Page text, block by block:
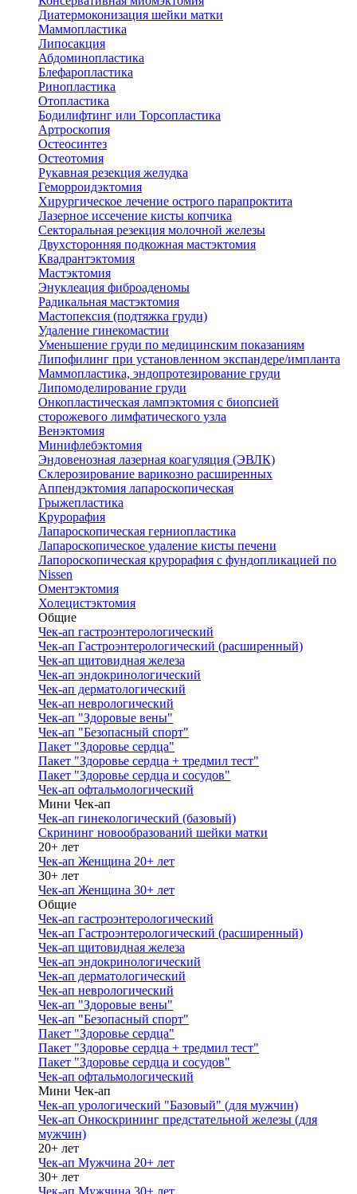
Диатермоконизация шейки матки
Маммопластика
Липосакция
Абдоминопластика
Блефаропластика
Ринопластика
Отопластика
Бодилифтинг или Торсопластика
Артроскопия
Остеосинтез
Остеотомия
Рукавная резекция желудка
Геморроидэктомия
Хирургическое лечение острого парапроктита
Лазерное иссечение кисты копчика
Секторальная резекция молочной железы
Двухсторонняя подкожная мастэктомия
Квадрантэктомия
Мастэктомия
Энуклеация фиброаденомы
Радикальная мастэктомия
Мастопексия (подтяжка груди)
Удаление гинекомастии
Уменьшение груди по медицинским показаниям
Липофилинг при установленном экспандере/импланта
Маммопластика, эндопротезирование груди
Липомоделирование груди
Онкопластическая лампэктомия с биопсией
сторожевого лимфатического узла
Венэктомия
Минифлебэктомия
Эндовенозная лазерная коагуляция (ЭВЛК)
Склерозирование варикозно расширенных
Аппендэктомия лапароскопическая
Грыжепластика
Крурорафия
Лапароскопическая герниопластика
Лапароскопическое удаление кисты печени
Лапороскопическая крурорафия с фундопликацией по
Nissen
Оментэктомия
Холецистэктомия
Общие
Чек-ап гастроэнтерологический
Чек-ап Гастроэнтерологический (расширенный)
Чек-ап щитовидная железа
Чек-ап эндокринологический
Чек-ап дерматологический
Чек-ап неврологический
Чек-ап "Здоровые вены"
Чек-ап "Безопасный спорт"
Пакет "Здоровье сердца"
Пакет "Здоровье сердца + тредмил тест"
Пакет "Здоровье сердца и сосудов"
Чек-ап офтальмологический
Мини Чек-ап
Чек-ап гинекологический (базовый)
Скрининг новообразований шейки матки
20+ лет
Чек-ап Женщина 20+ лет
30+ лет
Чек-ап Женщина 30+ лет
Общие
Чек-ап гастроэнтерологический
Чек-ап Гастроэнтерологический (расширенный)
Чек-ап щитовидная железа
Чек-ап эндокринологический
Чек-ап дерматологический
Чек-ап неврологический
Чек-ап "Здоровые вены"
Чек-ап "Безопасный спорт"
Пакет "Здоровье сердца"
Пакет "Здоровье сердца + тредмил тест"
Пакет "Здоровье сердца и сосудов"
Чек-ап офтальмологический
Мини Чек-ап
Чек-ап урологический "Базовый" (для мужчин)
Чек-ап Онкоскрининг предстательной железы (для
мужчин)
20+ лет
Чек-ап Мужчина 20+ лет
30+ лет
Чек-ап Мужчина 30+ лет